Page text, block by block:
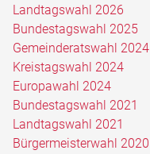
Landtagswahl 2026
Bundestagswahl 2025
Gemeinderatswahl 2024
Kreistagswahl 2024
Europawahl 2024
Bundestagswahl 2021
Landtagswahl 2021
Bürgermeisterwahl 2020